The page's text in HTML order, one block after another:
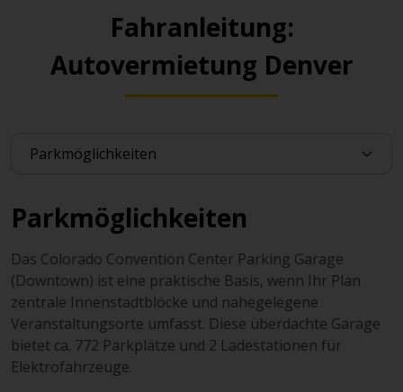
Fahranleitung:
Autovermietung Denver
Parkmöglichkeiten
Das Colorado Convention Center Parking Garage
(Downtown) ist eine praktische Basis, wenn Ihr Plan
zentrale Innenstadtblöcke und nahegelegene
Veranstaltungsorte umfasst. Diese überdachte Garage
bietet ca. 772 Parkplätze und 2 Ladestationen für
Elektrofahrzeuge.